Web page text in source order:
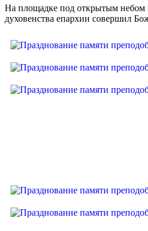
На площадке под открытым небом
духовенства епархии совершил